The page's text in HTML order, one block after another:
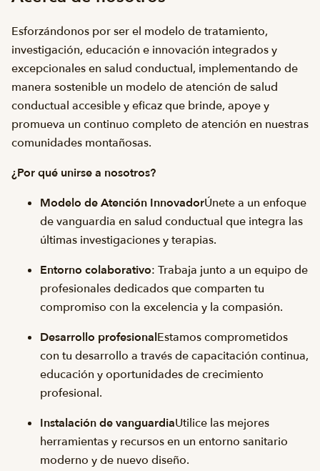
Esforzándonos por ser el modelo de tratamiento,
investigación, educación e innovación integrados y
excepcionales en salud conductual, implementando de
manera sostenible un modelo de atención de salud
conductual accesible y eficaz que brinde, apoye y
promueva un continuo completo de atención en nuestras
comunidades montañosas.
¿Por qué unirse a nosotros?
Modelo de Atención InnovadorÚnete a un enfoque
de vanguardia en salud conductual que integra las
últimas investigaciones y terapias.
Entorno colaborativo: Trabaja junto a un equipo de
profesionales dedicados que comparten tu
compromiso con la excelencia y la compasión.
Desarrollo profesionalEstamos comprometidos
con tu desarrollo a través de capacitación continua,
educación y oportunidades de crecimiento
profesional.
Instalación de vanguardiaUtilice las mejores
herramientas y recursos en un entorno sanitario
moderno y de nuevo diseño.